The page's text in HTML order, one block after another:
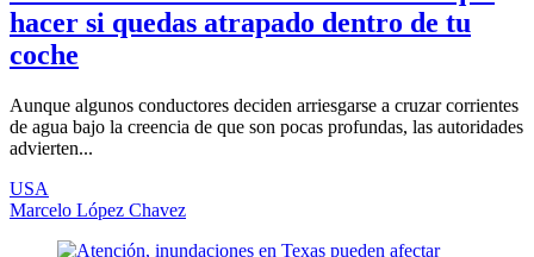
hacer si quedas atrapado dentro de tu
coche
Aunque algunos conductores deciden arriesgarse a cruzar corrientes
de agua bajo la creencia de que son pocas profundas, las autoridades
advierten...
USA
Marcelo López Chavez